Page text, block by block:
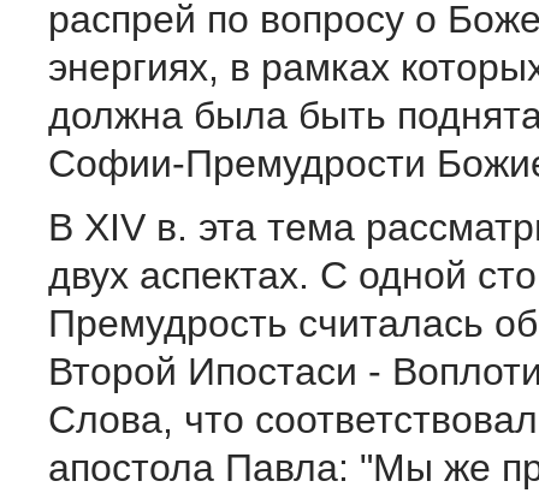
распрей по вопросу о
энергиях, в рамках
должна была быть
Софии-Премудрости
В XIV в. эта тема
двух аспектах. С одной
Премудрость считалась
Второй Ипостаси -
Слова, что
апостола Павла: "Мы же